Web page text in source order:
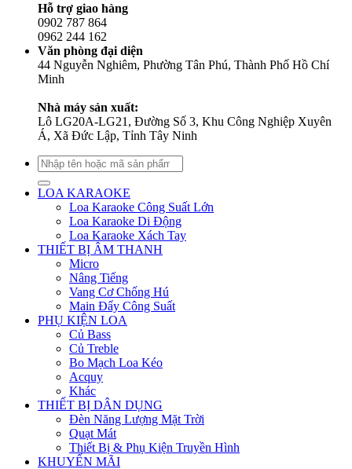
Hỗ trợ giao hàng
0902 787 864
0962 244 162
Văn phòng đại diện
44 Nguyễn Nghiêm, Phường Tân Phú, Thành Phố Hồ Chí
Minh
Nhà máy sản xuất:
Lô LG20A-LG21, Đường Số 3, Khu Công Nghiệp Xuyên
Á, Xã Đức Lập, Tỉnh Tây Ninh
Tìm
kiếm:
LOA KARAOKE
Loa Karaoke Công Suất Lớn
Loa Karaoke Di Động
Loa Karaoke Xách Tay
THIẾT BỊ ÂM THANH
Micro
Nâng Tiếng
Vang Cơ Chống Hú
Main Đẩy Công Suất
PHỤ KIỆN LOA
Củ Bass
Củ Treble
Bo Mạch Loa Kéo
Acquy
Khác
THIẾT BỊ DÂN DỤNG
Đèn Năng Lượng Mặt Trời
Quạt Mát
Thiết Bị & Phụ Kiện Truyền Hình
KHUYẾN MÃI